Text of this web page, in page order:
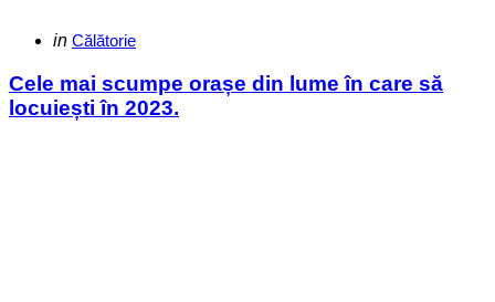
Categories
Posted
in Călătorie
Cele mai scumpe orașe din lume în care să
locuiești în 2023.